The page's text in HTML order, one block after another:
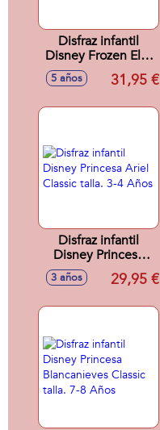
Disfraz infantil
Disney Frozen Elsa
Classic talla. 5-6
Años
5 años 31,95 €
Disfraz infantil
Disney Princesa
Ariel Classic talla.
3-4 Años
3 años 29,95 €